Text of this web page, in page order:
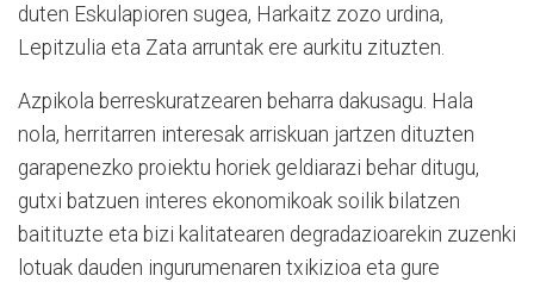
duten Eskulapioren sugea, Harkaitz zozo urdina,
Lepitzulia eta Zata arruntak ere aurkitu zituzten.
Azpikola berreskuratzearen beharra dakusagu. Hala
nola, herritarren interesak arriskuan jartzen dituzten
garapenezko proiektu horiek geldiarazi behar ditugu,
gutxi batzuen interes ekonomikoak soilik bilatzen
baitituzte eta bizi kalitatearen degradazioarekin zuzenki
lotuak dauden ingurumenaren txikizioa eta gure